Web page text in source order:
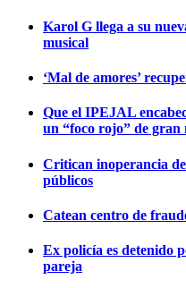
Karol G llega a su
musical
‘Mal de amores’
Que el IPEJAL
un “foco rojo” de
Critican inoperancia
públicos
Catean centro de
Ex policía es detenido
pareja